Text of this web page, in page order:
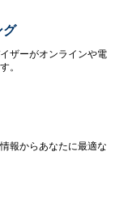
グ
ザーがオンラインや電
。
報からあなたに最適な